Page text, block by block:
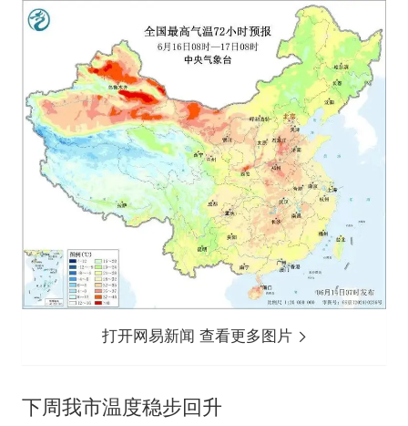
打开网易新闻 查看更多图片
下周我市温度稳步回升